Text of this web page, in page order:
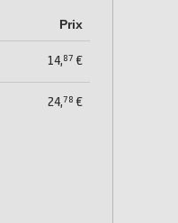
Prix
14,87 €
24,78 €